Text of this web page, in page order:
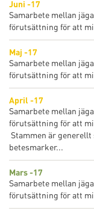
Juni -17
Samarbete mellan
förutsättning för att
Maj -17
Samarbete mellan
förutsättning för att
April -17
Samarbete mellan
förutsättning för att
Stammen är
betesmarker...
Mars -17
Samarbete mellan
förutsättning för att